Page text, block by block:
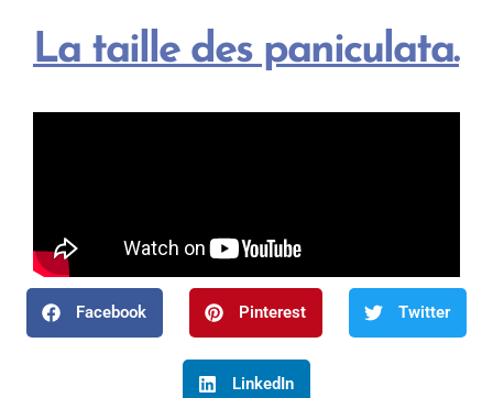
La taille des paniculata.
Facebook Pinterest Twitter
LinkedIn